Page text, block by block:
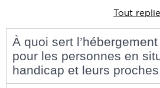
Tout
À quoi sert
pour les personnes en
handicap et leurs